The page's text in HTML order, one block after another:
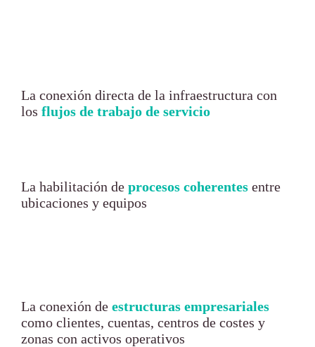
La conexión directa de la infraestructura con
los flujos de trabajo de servicio
La habilitación de procesos coherentes entre
ubicaciones y equipos
La conexión de estructuras empresariales
como clientes, cuentas, centros de costes y
zonas con activos operativos